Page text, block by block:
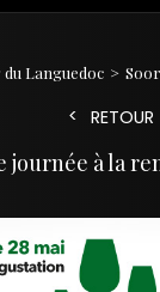
Languedoc
RETOUR
journée à la